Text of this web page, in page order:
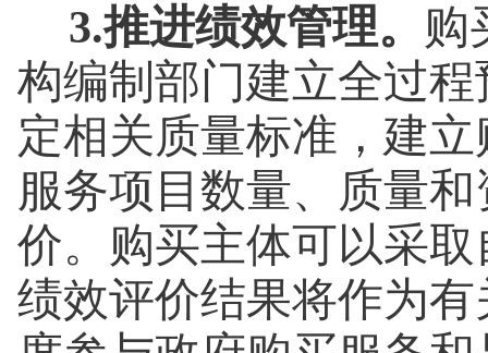
3.推进绩效管理。 购
构编制部门建立全过
定相关质量标准，建
服务项目数量、质量
价。购买主体可以采
绩效评价结果将作为